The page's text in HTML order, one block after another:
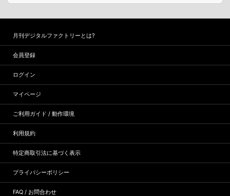
月刊デジタルファクトリーとは?
会員登録
ログイン
マイページ
ご利用ガイド / 動作環境
利用規約
特定商取引法に基づく表示
プライバシーポリシー
FAQ / お問合わせ